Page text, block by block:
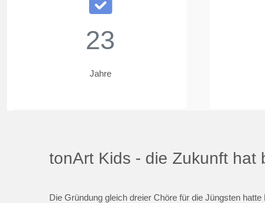
23
Jahre
tonArt Kids - die Zukunft hat
Die Gründung gleich dreier Chöre für die Jüngsten